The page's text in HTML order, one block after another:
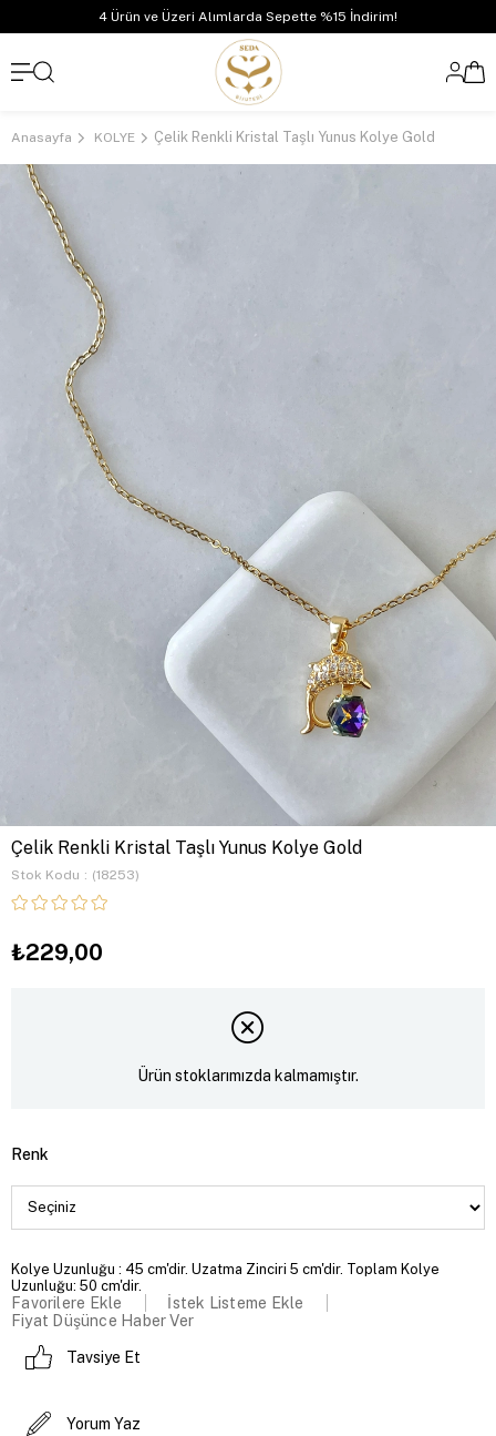
4 Ürün ve Üzeri Alımlarda Sepette %15 İndirim!
Anasayfa KOLYE Çelik Renkli Kristal Taşlı Yunus Kolye Gold
Çelik Renkli Kristal Taşlı Yunus Kolye Gold
Stok Kodu (18253)
₺229,00
Ürün stoklarımızda kalmamıştır.
Renk
Kolye Uzunluğu : 45 cm'dir. Uzatma Zinciri 5 cm'dir. Toplam Kolye
Uzunluğu: 50 cm'dir.
Favorilere Ekle
İstek Listeme Ekle
Fiyat Düşünce Haber Ver
Tavsiye Et
Yorum Yaz